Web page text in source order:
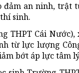
an ninh,
sinh.
THPT Cái
từ lực lượng
bớt áp lực tâm